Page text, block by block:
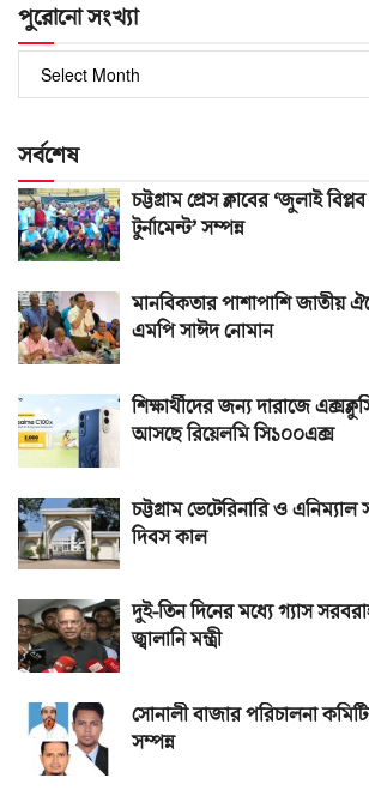
পুরোনো সংখ্যা
পুরোনো
সংখ্যা
সর্বশেষ
চট্টগ্রাম প্রেস ক্লাবের ‘জুলাই
টুর্নামেন্ট’ সম্পন্ন
মানবিকতার পাশাপাশি জাতীয়
এমপি সাঈদ নোমান
শিক্ষার্থীদের জন্য দারাজে
আসছে রিয়েলমি সি১০০এক্স
চট্টগ্রাম ভেটেরিনারি ও এনিম্যাল
দিবস কাল
দুই-তিন দিনের মধ্যে গ্যাস
জ্বালানি মন্ত্রী
সোনালী বাজার পরিচালনা কমিটির
সম্পন্ন